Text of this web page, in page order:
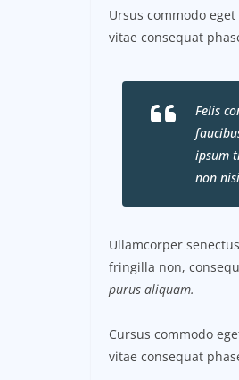
Ursus commodo
vitae consequat
Felis
ipsum
non
Ullamcorper
fringilla non,
purus aliquam.
Cursus commodo
vitae consequat